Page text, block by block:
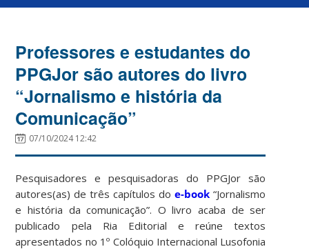
Professores e estudantes do
PPGJor são autores do livro
“Jornalismo e história da
Comunicação”
07/10/2024 12:42
Pesquisadores e pesquisadoras do PPGJor são
autores(as) de três capítulos doe-book “Jornalismo
e história da comunicação”. O livro acaba de ser
publicado pela Ria Editorial e reúne textos
apresentados no 1º Colóquio Internacional Lusofonia